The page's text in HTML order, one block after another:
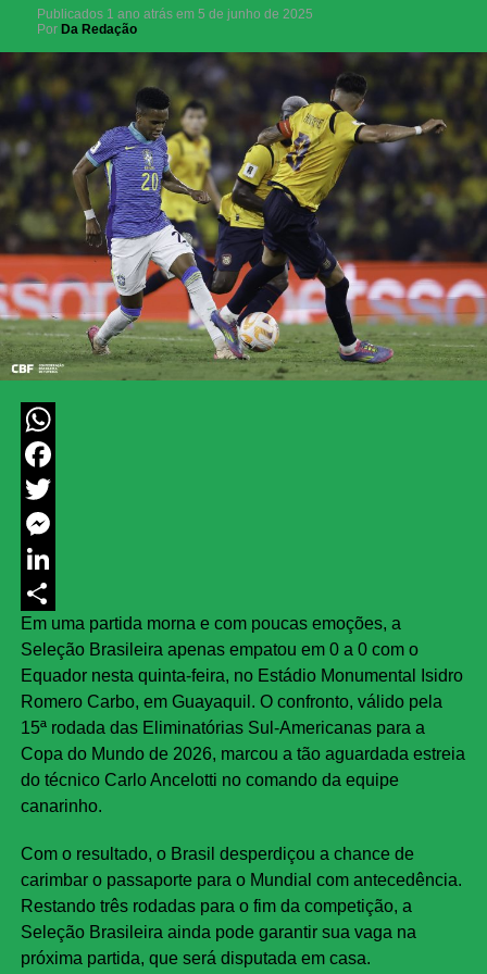
Publicados 1 ano atrás em 5 de junho de 2025
Por Da Redação
WhatsApp
Facebook
Twitter
Messenger
LinkedIn
Share
Em uma partida morna e com poucas emoções, a
Seleção Brasileira apenas empatou em 0 a 0 com o
Equador nesta quinta-feira, no Estádio Monumental Isidro
Romero Carbo, em Guayaquil. O confronto, válido pela
15ª rodada das Eliminatórias Sul-Americanas para a
Copa do Mundo de 2026, marcou a tão aguardada estreia
do técnico Carlo Ancelotti no comando da equipe
canarinho.
Com o resultado, o Brasil desperdiçou a chance de
carimbar o passaporte para o Mundial com antecedência.
Restando três rodadas para o fim da competição, a
Seleção Brasileira ainda pode garantir sua vaga na
próxima partida, que será disputada em casa.